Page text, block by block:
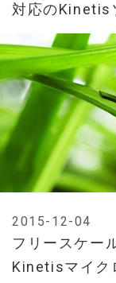
対応のKinetis
フリースケー
Kinetisマイク
2015-12-04